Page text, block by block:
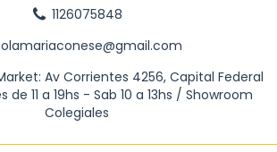
1126075848
Av Corrientes 4256, Capital Federal
de 11 a 19hs - Sab 10 a 13hs / Showroom
Colegiales